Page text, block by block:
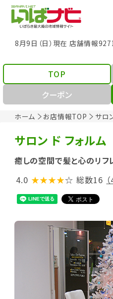
8月9日（日）現在 店舗情報
ホーム お店情報TOP サロ
TOP
クーポン
サロン ド フォルム
癒しの空間で髪と心のリフ
4.0 ★★★★☆ 総数16